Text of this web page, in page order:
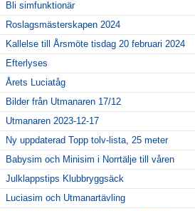
Bli simfunktionär
Roslagsmästerskapen 2024
Kallelse till Årsmöte tisdag 20 februari 2024
Efterlyses
Årets Luciatåg
Bilder från Utmanaren 17/12
Utmanaren 2023-12-17
Ny uppdaterad Topp tolv-lista, 25 meter
Babysim och Minisim i Norrtälje till våren
Julklappstips Klubbryggsäck
Luciasim och Utmanartävling